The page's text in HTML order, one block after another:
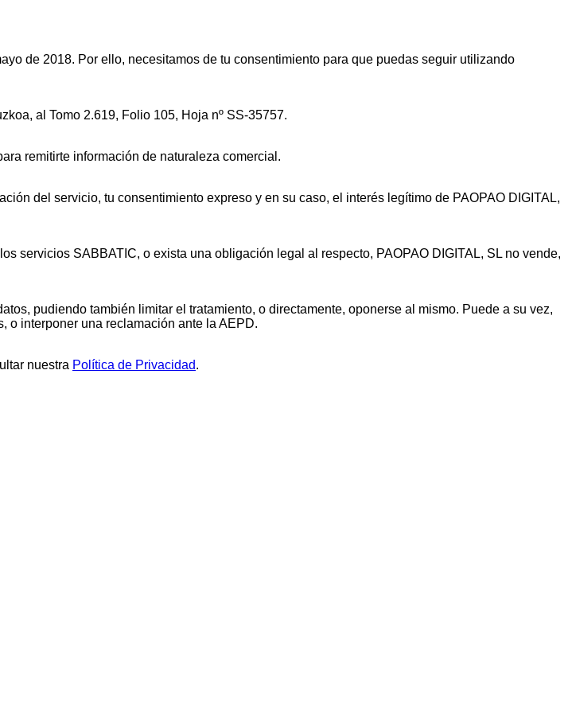
de 2018. Por ello, necesitamos de tu consentimiento para que puedas seguir utilizando
al Tomo 2.619, Folio 105, Hoja nº SS-35757.
remitirte información de naturaleza comercial.
del servicio, tu consentimiento expreso y en su caso, el interés legítimo de PAOPAO DIGITAL,
servicios SABBATIC, o exista una obligación legal al respecto, PAOPAO DIGITAL, SL no vende,
pudiendo también limitar el tratamiento, o directamente, oponerse al mismo. Puede a su vez,
o interponer una reclamación ante la AEPD.
nuestra Política de Privacidad.